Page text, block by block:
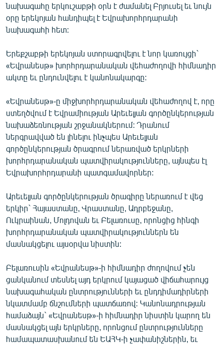
Հայերեն
English
ՀԵՏԵՎԵՔ ՄԵԶ
«Ազատության» բոլոր կայքերը
նախագահը երկուշաբթի օրն է ժամանել Բրյուսել եւ նույն
օրը երեկոյան հանդիպել է Եվրախորհրդարանի
նախագահի հետ:
Երեքշաբթի երեկոյան ստորագրվելու է նոր կառույցի`
«Եվրանեսթ» խորհրդարանական վեհաժողովի հիմնադիր
ակտը եւ ընդունվելու է կանոնակարգը:
«Եվրանեսթ»-ը միջխորհրդարանական վեհաժողով է, որը
ստեղծվում է Եվրամիության Արեւելյան գործընկերության
նախաձեռնության շրջանակներում: Դրանում
ներգրավված են լինելու ինչպես Արեւելյան
գործընկերության ծրագրում ներառված երկրների
խորհրդարանական պատվիրակությունները, այնպես էլ
Եվրախորհրդարանի պատգամավորներ:
Արեւելյան գործընկերության ծրագիրը ներառում է վեց
երկիր` Հայաստանը, Վրաստանը, Ադրբեջանը,
Ուկրաինան, Մոլդովան եւ Բելառուսը, որոնցից հինգի
խորհրդարանական պատվիրակություններն են
մասնակցելու այսօրվա նիստին:
Բելառուսին «Եվրանեսթ»-ի հիմնադիր ժողովում չեն
ցանկանում տեսնել այդ երկրում կայացած վիճահարույց
նախագահական ընտրությունների եւ ընդդիմադիրների
նկատմամբ ճնշումների պատճառով: Կանոնադրության
համաձայն` «Եվրանեսթ»-ի հիմնադիր նիստին կարող են
մասնակցել այն երկրները, որոնցում ընտրությունները
համապատասխանում են ԵԱՀԿ-ի չափանիշներին, եւ